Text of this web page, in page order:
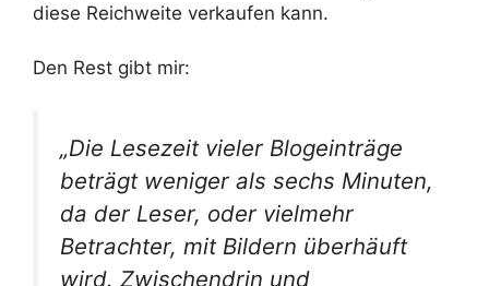
diese Reichweite verkaufen kann.
Den Rest gibt mir:
„Die Lesezeit vieler Blogeinträge
beträgt weniger als sechs Minuten,
da der Leser, oder vielmehr
Betrachter, mit Bildern überhäuft
wird. Zwischendrin und